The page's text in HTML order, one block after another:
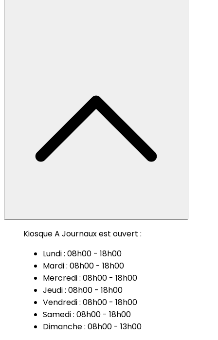
Kiosque A Journaux est ouvert :
Lundi : 08h00 - 18h00
Mardi : 08h00 - 18h00
Mercredi : 08h00 - 18h00
Jeudi : 08h00 - 18h00
Vendredi : 08h00 - 18h00
Samedi : 08h00 - 18h00
Dimanche : 08h00 - 13h00